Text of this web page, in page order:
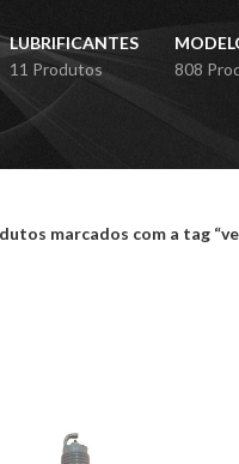
LUBRIFICANTES
11 Produtos
808
marcados com a tag